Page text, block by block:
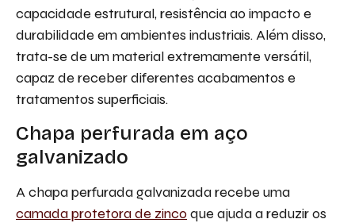
capacidade estrutural, resistência ao impacto e
durabilidade em ambientes industriais. Além disso,
trata-se de um material extremamente versátil,
capaz de receber diferentes acabamentos e
tratamentos superficiais.
Chapa perfurada em aço
galvanizado
A chapa perfurada galvanizada recebe uma
camada protetora de zincoque ajuda a reduzir os